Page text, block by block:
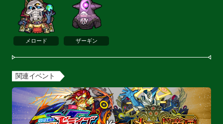
メロード ザーギン
関連イベント